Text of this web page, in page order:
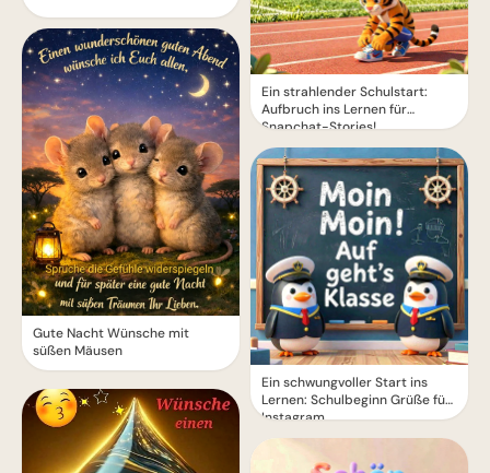
Gute Nacht Wünsche mit
süßen Mäusen
Ein strahlender Schulstart:
Aufbruch ins Lernen für
Snapchat-Stories!
Ein schwungvoller Start ins
Lernen: Schulbeginn Grüße für
Instagram